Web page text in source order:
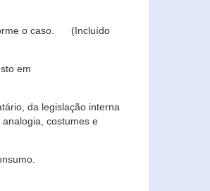
o caso. (Incluído
em
da legislação interna
costumes e